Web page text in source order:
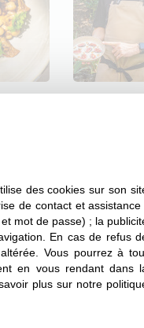
des cookies sur son
de contact et assistance
mot de passe) ; la
En cas de refus
Vous pourrez à
en vous rendant dans
plus sur notre
Puls' -